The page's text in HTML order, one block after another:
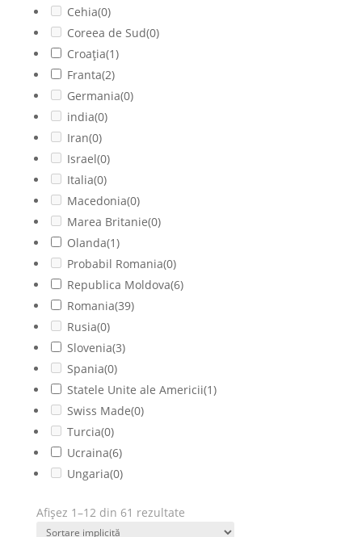
Cehia(0)
Coreea de Sud(0)
Croația(1)
Franta(2)
Germania(0)
india(0)
Iran(0)
Israel(0)
Italia(0)
Macedonia(0)
Marea Britanie(0)
Olanda(1)
Probabil Romania(0)
Republica Moldova(6)
Romania(39)
Rusia(0)
Slovenia(3)
Spania(0)
Statele Unite ale Americii(1)
Swiss Made(0)
Turcia(0)
Ucraina(6)
Ungaria(0)
Afișez 1–12 din 61 rezultate